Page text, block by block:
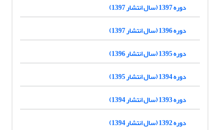
دوره 1397 (سال انتشار 1397)
دوره 1396 (سال انتشار 1397)
دوره 1395 (سال انتشار 1396)
دوره 1394 (سال انتشار 1395)
دوره 1393 (سال انتشار 1394)
دوره 1392 (سال انتشار 1394)